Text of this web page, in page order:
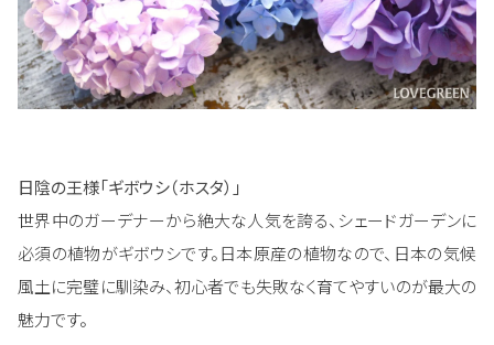
日陰の王様「ギボウシ（ホスタ）」
世界中のガーデナーから絶大な人気を誇る、シェードガーデンに
必須の植物がギボウシです。日本原産の植物なので、日本の気候
風土に完璧に馴染み、初心者でも失敗なく育てやすいのが最大の
魅力です。